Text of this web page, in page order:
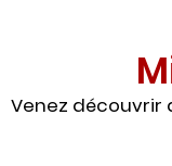
Venez découvrir